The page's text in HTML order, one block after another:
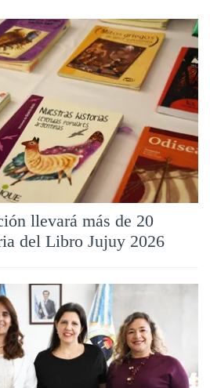
llevará más de 20
del Libro Jujuy 2026